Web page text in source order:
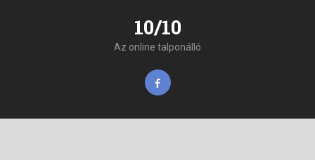
10/10
Az online talponálló